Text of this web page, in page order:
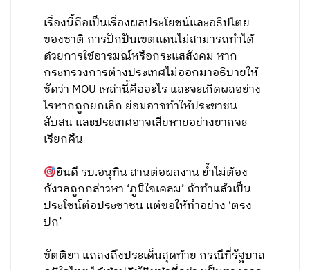
เรื่องนี้ถือเป็นเรื่องผลประโยชน์และอธิปไตย
ของชาติ การปักปันเขตแดนไม่สามารถทำได้
ด้วยการใช้อารมณ์หรือกระแสสังคม หาก
กระทรวงการต่างประเทศไม่ออกมาอธิบายให้
ชัดว่า MOU เหล่านี้คืออะไร และจะเกิดผลอย่าง
ไรหากถูกยกเลิก ย่อมอาจทำให้ประชาชน
สับสน และประเทศอาจเสียหายอย่างยากจะ
เรียกคืน
ยินดี รบ.อนุทิน สานต่อผลงาน ย้ำไม่ต้อง
กังวลถูกกล่าวหา ‘ภูมิใจเคลม’ ถ้าทำแล้วเป็น
ประโชน์ต่อประชาชน แต่ขอให้ทำอย่าง ‘ตรง
ปก’
ขัตติยา แถลงถึงประเด็นสุดท้าย กรณีที่รัฐบาล